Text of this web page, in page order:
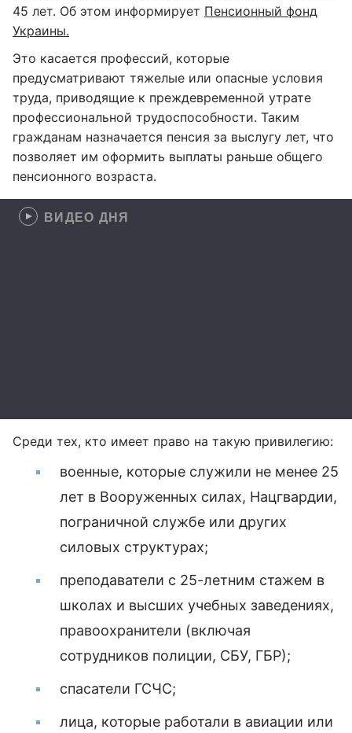
45 лет. Об этом информирует Пенсионный фонд
Украины.
Это касается профессий, которые
предусматривают тяжелые или опасные условия
труда, приводящие к преждевременной утрате
профессиональной трудоспособности. Таким
гражданам назначается пенсия за выслугу лет, что
позволяет им оформить выплаты раньше общего
пенсионного возраста.
ВИДЕО ДНЯ
Среди тех, кто имеет право на такую привилегию:
военные, которые служили не менее 25
лет в Вооруженных силах, Нацгвардии,
пограничной службе или других
силовых структурах;
преподаватели с 25-летним стажем в
школах и высших учебных заведениях,
правоохранители (включая
сотрудников полиции, СБУ, ГБР);
спасатели ГСЧС;
лица, которые работали в авиации или